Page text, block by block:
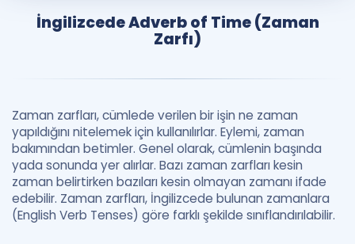
Kampanyalar
İngilizcede Adverb of Time (Zaman
Zarfı)
Zaman zarfları, cümlede verilen bir işin ne zaman
yapıldığını nitelemek için kullanılırlar. Eylemi, zaman
bakımından betimler. Genel olarak, cümlenin başında
yada sonunda yer alırlar. Bazı zaman zarfları kesin
zaman belirtirken bazıları kesin olmayan zamanı ifade
edebilir. Zaman zarfları, İngilizcede bulunan zamanlara
(English Verb Tenses) göre farklı şekilde sınıflandırılabilir.